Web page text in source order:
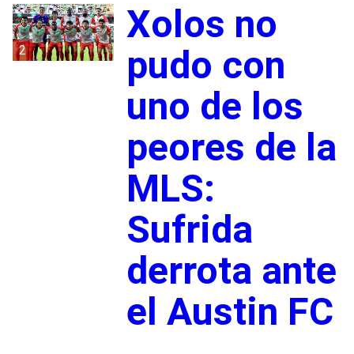
2
Xolos no
pudo con
uno de los
peores de la
MLS:
Sufrida
derrota ante
el Austin FC